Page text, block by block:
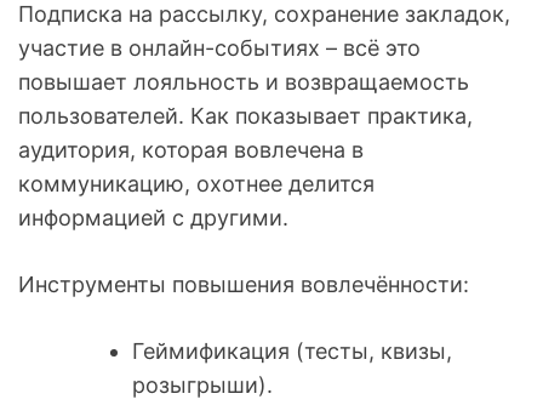
Подписка на рассылку, сохранение закладок,
участие в онлайн-событиях – всё это
повышает лояльность и возвращаемость
пользователей. Как показывает практика,
аудитория, которая вовлечена в
коммуникацию, охотнее делится
информацией с другими.
Инструменты повышения вовлечённости:
Геймификация (тесты, квизы,
розыгрыши).